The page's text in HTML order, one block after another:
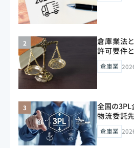
倉庫業法
許可要件
説【2026年
倉庫業
全国の3PL
物流委託
【2026年版
倉庫業